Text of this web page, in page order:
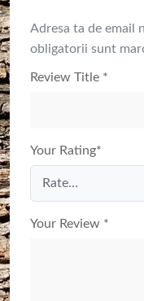
Adresa ta de email
obligatorii sunt
Review Title *
Your Rating*
Your Review *